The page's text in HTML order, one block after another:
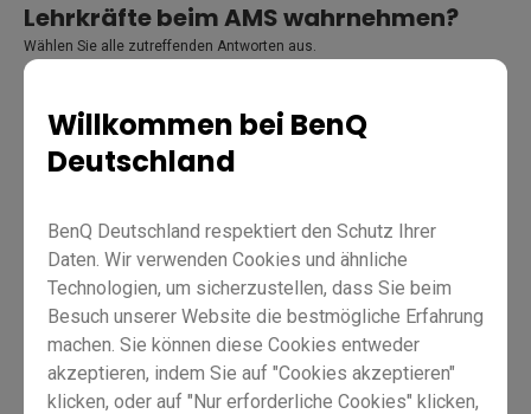
Willkommen bei BenQ
Deutschland
BenQ Deutschland respektiert den Schutz Ihrer
Daten. Wir verwenden Cookies und ähnliche
Technologien, um sicherzustellen, dass Sie beim
Besuch unserer Website die bestmögliche Erfahrung
machen. Sie können diese Cookies entweder
akzeptieren, indem Sie auf "Cookies akzeptieren"
klicken, oder auf "Nur erforderliche Cookies" klicken,
Lehrkräfte beim AMS wahrnehmen?
Wählen Sie alle zutreffenden Antworten aus.
A Ihr Hintergrundbild ändern
C
Lesezeichen für ihre bevorzugten Webseiten
hinzufügen
D Anwendungen auf dem Board installieren